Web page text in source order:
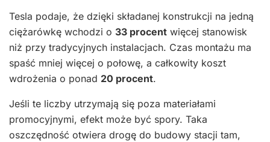
Tesla podaje, że dzięki składanej konstrukcji na jedną
ciężarówkę wchodzi o 33 procent więcej stanowisk
niż przy tradycyjnych instalacjach. Czas montażu ma
spaść mniej więcej o połowę, a całkowity koszt
wdrożenia o ponad 20 procent.
Jeśli te liczby utrzymają się poza materiałami
promocyjnymi, efekt może być spory. Taka
oszczędność otwiera drogę do budowy stacji tam,